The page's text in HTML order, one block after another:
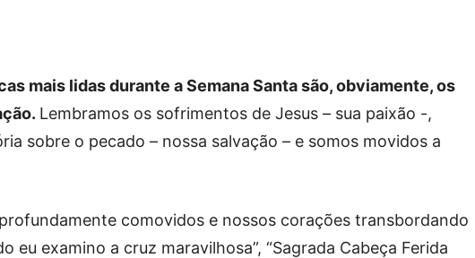
mais lidas durante a Semana Santa são, obviamente, os
Lembramos os sofrimentos de Jesus – sua paixão -,
sobre o pecado – nossa salvação – e somos movidos a
comovidos e nossos corações transbordando
eu examino a cruz maravilhosa”, “Sagrada Cabeça Ferida